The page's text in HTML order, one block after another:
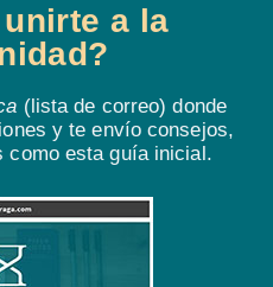
a la
(lista de correo) donde
y te envío consejos,
como esta guía inicial.